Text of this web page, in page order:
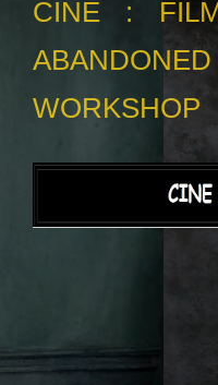
CINE :
WORKSHOP